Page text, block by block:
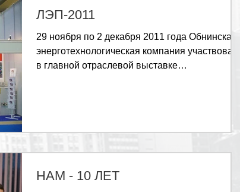
ЛЭП-2011
29 ноября по 2 декабря 2011 года Обнинская
энерготехнологическая компания
в главной отраслевой выставке
НАМ - 10 ЛЕТ